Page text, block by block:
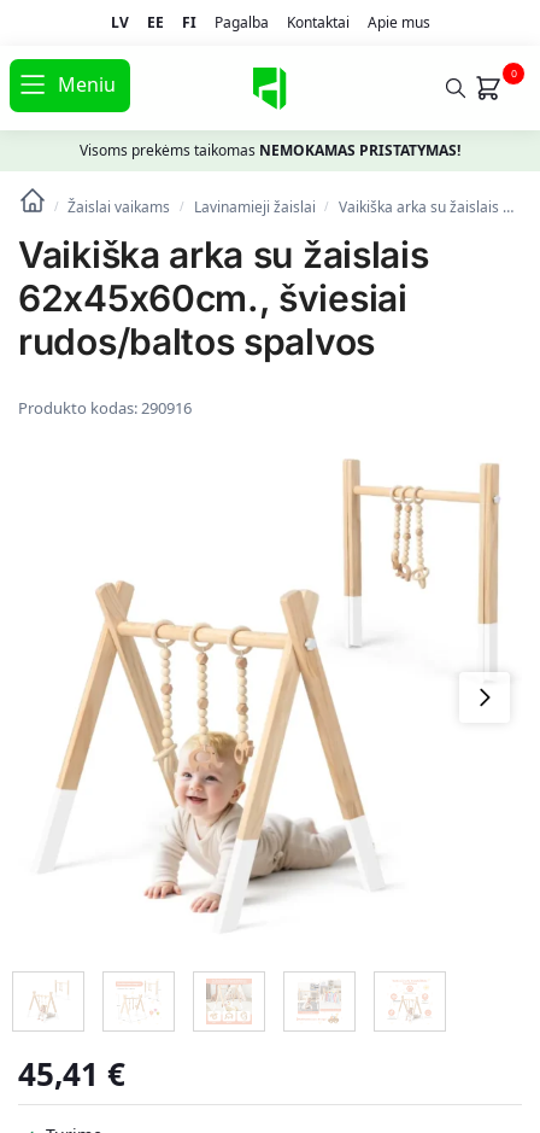
LV EE FI Pagalba Kontaktai Apie mus
Meniu 0
Visoms prekėms taikomas NEMOKAMAS PRISTATYMAS!
/ Žaislai vaikams / Lavinamieji žaislai / Vaikiška arka su žaislais 62x45x60cm., šviesiai rudos/baltos spalvos
Vaikiška arka su žaislais
62x45x60cm., šviesiai
rudos/baltos spalvos
Produkto kodas:290916
45,41 €